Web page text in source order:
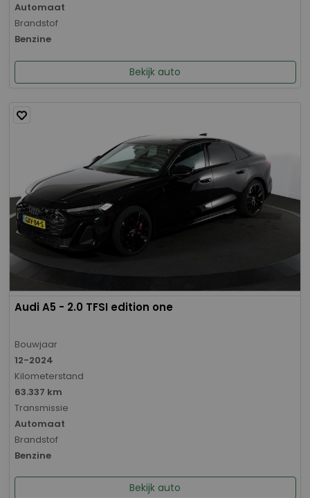
Automaat
Brandstof
Benzine
Bekijk auto
Audi A5 - 2.0 TFSI edition one
Bouwjaar
12-2024
Kilometerstand
63.337 km
Transmissie
Automaat
Brandstof
Benzine
Bekijk auto